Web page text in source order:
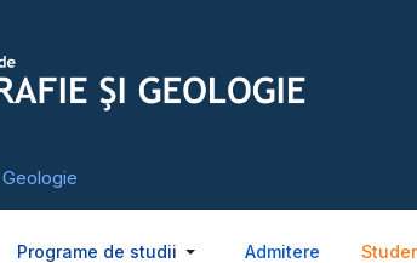
Geologie
Programe de studii Admitere